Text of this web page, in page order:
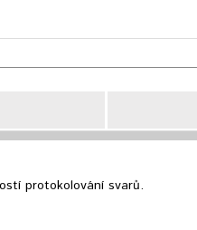
protokolování svarů.